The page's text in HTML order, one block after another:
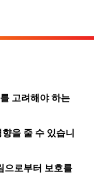
고려해야 하는
을 줄 수 있습니
으로부터 보호를